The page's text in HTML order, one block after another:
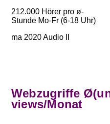
212.000 Hörer pro ø-
Stunde Mo-Fr (6-18 Uhr)
ma 2020 Audio II
Webzugriffe
views/Monat